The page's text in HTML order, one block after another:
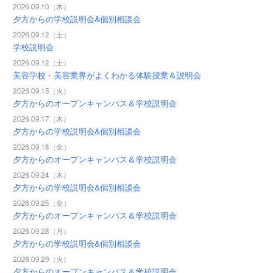
2026.09.10（木）
夕方からの学校説明会&個別相談会
2026.09.12（土）
学校説明会
2026.09.12（土）
美容学校・美容業界がよくわかる体験授業＆説明会
2026.09.15（火）
夕方からのオープンキャンパス＆学校説明会
2026.09.17（木）
夕方からの学校説明会&個別相談会
2026.09.18（金）
夕方からのオープンキャンパス＆学校説明会
2026.09.24（木）
夕方からの学校説明会&個別相談会
2026.09.25（金）
夕方からのオープンキャンパス＆学校説明会
2026.09.28（月）
夕方からの学校説明会&個別相談会
2026.09.29（火）